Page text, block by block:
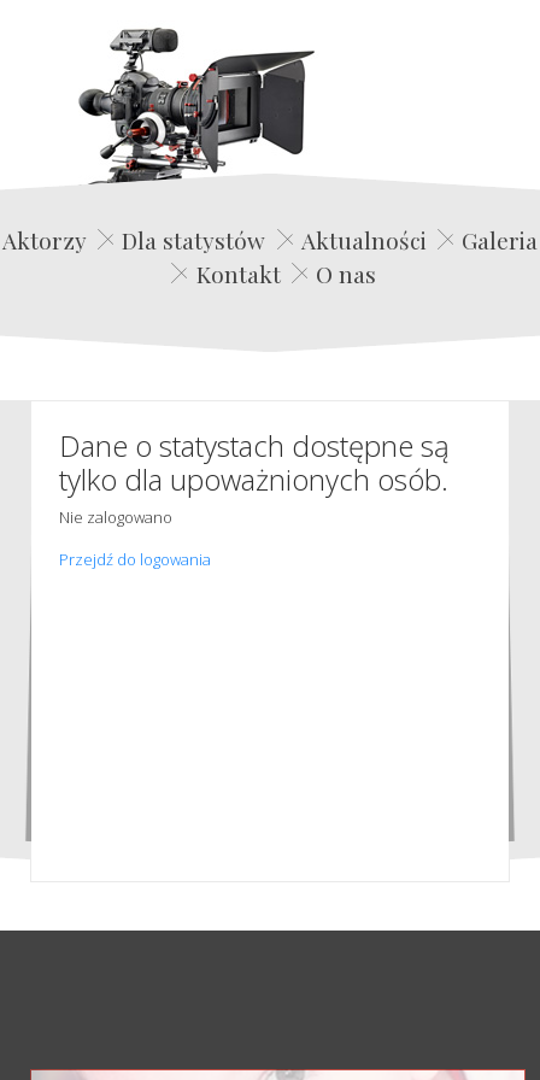
Edwin Film Agencja Aktorska
Aktorzy Dla statystów Aktualności
Galeria
Kontakt
O nas
Dane o statystach dostępne są
tylko dla upoważnionych osób.
Nie zalogowano
Przejdź do logowania